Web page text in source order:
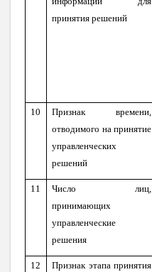
принятия решений
10
Признак времени,
отводимого на принятие
управленческих
решений
11
Число лиц,
принимающих
управленческие
решения
12
Признак этапа принятия